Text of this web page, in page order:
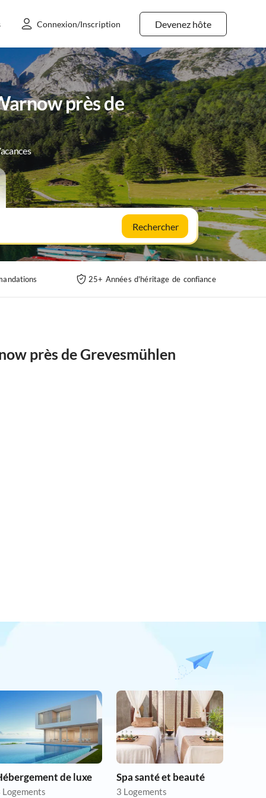
Devenez hôte
Connexion/Inscription
près de
Rechercher
25+ Années d'héritage de confiance
près de Grevesmühlen
de luxe
Logements
Spa santé et beauté
3 Logements